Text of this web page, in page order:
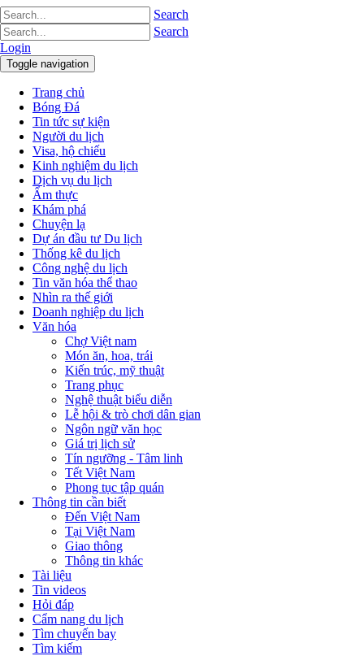
Search
Search
Login
Toggle navigation
Trang chủ
Bóng Đá
Tin tức sự kiện
Người du lịch
Visa, hộ chiếu
Kinh nghiệm du lịch
Dịch vụ du lịch
Ẩm thực
Khám phá
Chuyện lạ
Dự án đầu tư Du lịch
Thống kê du lịch
Công nghệ du lịch
Tin văn hóa thể thao
Nhìn ra thế giới
Doanh nghiệp du lịch
Văn hóa
Chợ Việt nam
Món ăn, hoa, trái
Kiến trúc, mỹ thuật
Trang phục
Nghệ thuật biểu diễn
Lễ hội & trò chơi dân gian
Ngôn ngữ văn học
Giá trị lịch sử
Tín ngưỡng - Tâm linh
Tết Việt Nam
Phong tục tập quán
Thông tin cần biết
Đến Việt Nam
Tại Việt Nam
Giao thông
Thông tin khác
Tài liệu
Tin videos
Hỏi đáp
Cẩm nang du lịch
Tìm chuyến bay
Tìm kiếm